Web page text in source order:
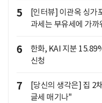
5
[인터뷰] 이관옥 싱가
과세는 부유세에 가까
6
한화, KAI 지분
신청
7
[당신의 생각은] 집 2
글세 매기나"